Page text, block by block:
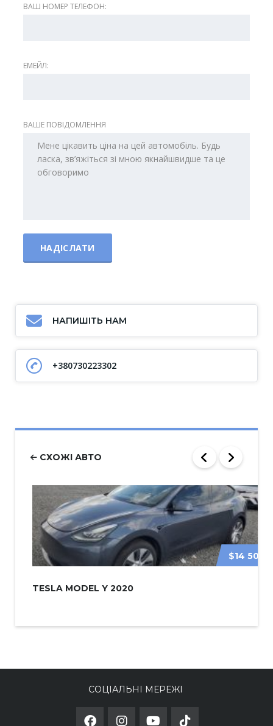
ВАШ НОМЕР ТЕЛЕФОН:
ЕМЕЙЛ:
ВАШЕ ПОВІДОМЛЕННЯ
НАПИШІТЬ НАМ
+380730223302
СХОЖІ АВТО
$14 500
TESLA MODEL Y 2020
СОЦІАЛЬНІ МЕРЕЖІ